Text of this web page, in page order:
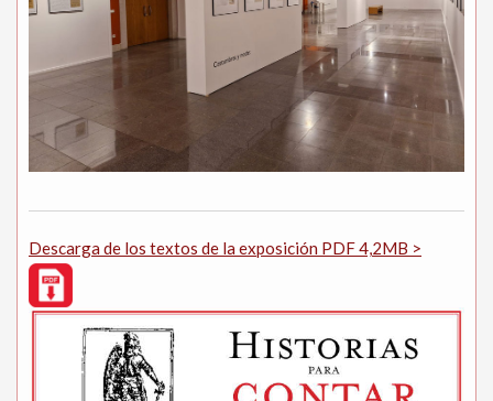
Descarga de los textos de la exposición PDF 4,2MB >